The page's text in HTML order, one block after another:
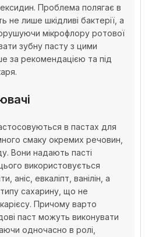
Проблема полягає в
лише шкідливі бактерії, а
мікрофлору ротової
зубну пасту з цими
за рекомендацією та під
в пастах для
смаку окремих речовин,
Вони надають пасті
використовується
аніс, евкаліпт, ванілін, а
сахарину, що не
Причому варто
паст можуть виконувати
одночасно в ролі,